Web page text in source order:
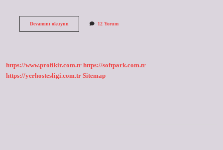
Devamını okuyunCilt
12 Yorum
https://www.profikir.com.tr https://softpark.com.tr
https://yerhostesligi.com.tr Sitemap